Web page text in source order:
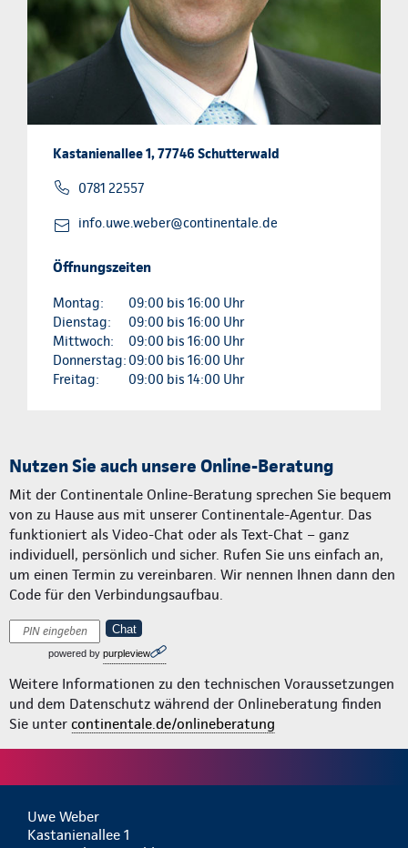
Kastanienallee 1, 77746 Schutterwald
0781 22557
info.uwe.weber@continentale.de
Öffnungszeiten
Montag:
09:00 bis 16:00 Uhr
Dienstag:
09:00 bis 16:00 Uhr
Mittwoch:
09:00 bis 16:00 Uhr
Donnerstag: 09:00 bis 16:00 Uhr
Freitag:
09:00 bis 14:00 Uhr
Nutzen Sie auch unsere Online-Beratung
Mit der Continentale Online-Beratung sprechen Sie bequem
von zu Hause aus mit unserer Continentale-Agentur. Das
funktioniert als Video-Chat oder als Text-Chat – ganz
individuell, persönlich und sicher. Rufen Sie uns einfach an,
um einen Termin zu vereinbaren. Wir nennen Ihnen dann den
Code für den Verbindungsaufbau.
Chat
powered by purpleview
Weitere Informationen zu den technischen Voraussetzungen
und dem Datenschutz während der Onlineberatung finden
Sie unter continentale.de/onlineberatung
Uwe Weber
Kastanienallee 1